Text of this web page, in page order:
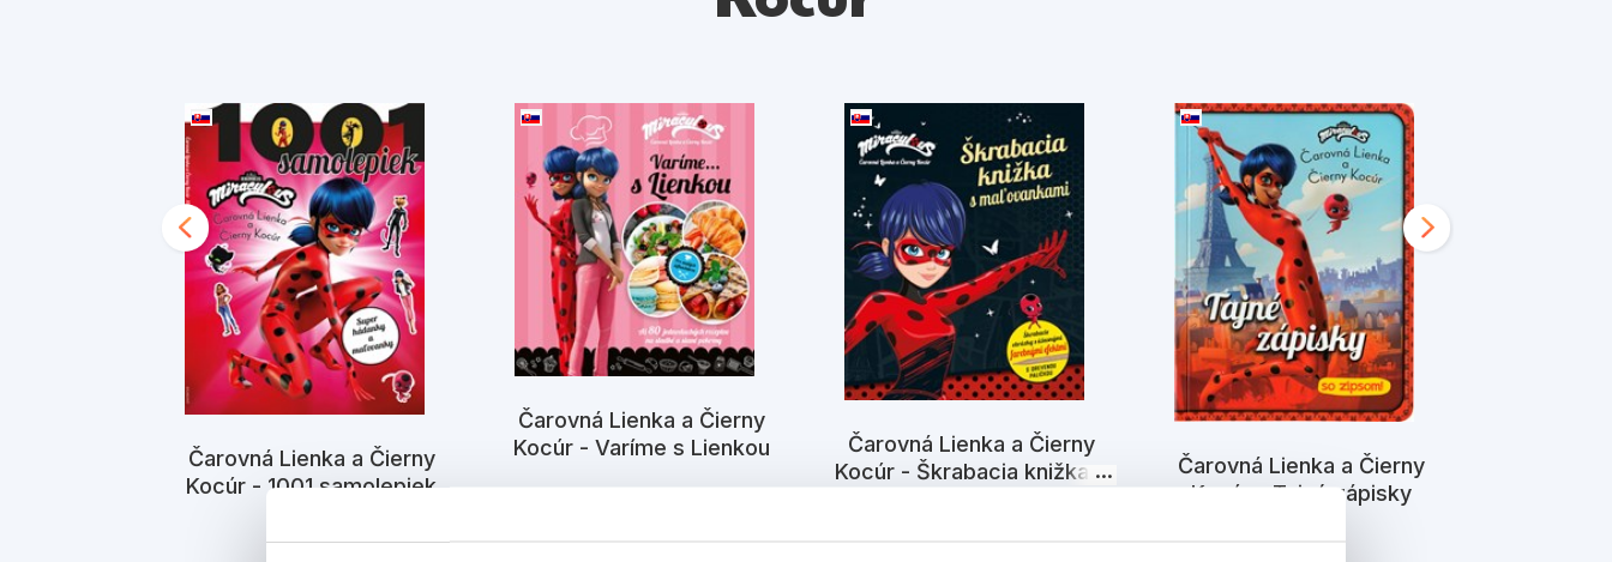
Čarovná Lienka a Čierny
Kocúr - 1001 samolepiek
Čarovná Lienka a Čierny
Kocúr - Varíme s Lienkou
Čarovná Lienka a Čierny
Kocúr - Škrabacia knižka s
Čarovná Lienka a Čierny
Kocúr - Tajné zápisky